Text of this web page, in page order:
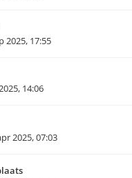
2025, 17:55
14:06
2025, 07:03